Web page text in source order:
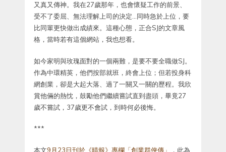
又真又傳神。我在27歲那年，也會懷疑工作的前景、
受不了委屈、無法理解上司的決定…同時急於上位，要
比同輩更快做出成績來。這種心態，正合SJ的文章風
格，當時若有這個網站，我也想看。
如今家明與玫瑰面對的一個兩難，是要不要全職做SJ。
作為中環精英，他們按部就班，終會上位；但若投身科
網創業，卻是大起大落、過了一關又一關的歷程。我欣
賞他倆的熱忱，鼓勵他們繼續嘗試直到盡頭，畢竟27
歲不嘗試，37歲更不會試，到時何必後悔。
***
本文9月23日刊於《晴報》專欄「創業群俠傳」
，此為